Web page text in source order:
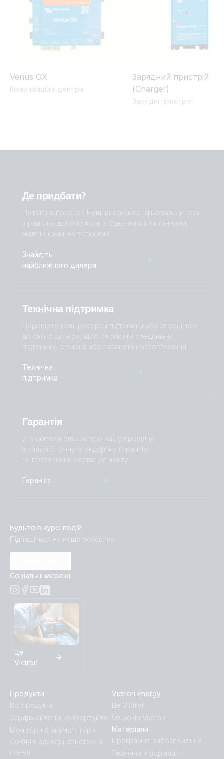
Venus GX
Комунікаційні центри
Зарядний пристрій
(Charger)
Зарядні пристрої
Де придбати?
Потрібна порада? Наші висококваліфіковані дилери
з радістю допоможуть з будь-якими питаннями,
маленькими чи великими.
Знайдіть
найближчого дилера
Технічна підтримка
Перевірте наші ресурси підтримки або зверніться
до свого дилера, щоб отримати спеціальну
підтримку, ремонт або гарантійні зобов'язання.
Технічна
підтримка
Гарантія
Дізнайтеся більше про нашу провідну
в галузі 5-річну стандартну гарантію
та глобальний сервіс ремонту.
Гарантія
Будьте в курсі подій
Підпишіться на нашу розсилку
Соціальні мережі
Це
Victron
Продукти
Всі продукти
Заряджайте та конвертуйте
Монітори & акумулятори
Сонячні зарядні пристрої &
панелі
Victron Energy
Це Victron
50 років Victron
Матеріали
Програмне забезпечення
Технічна інформація